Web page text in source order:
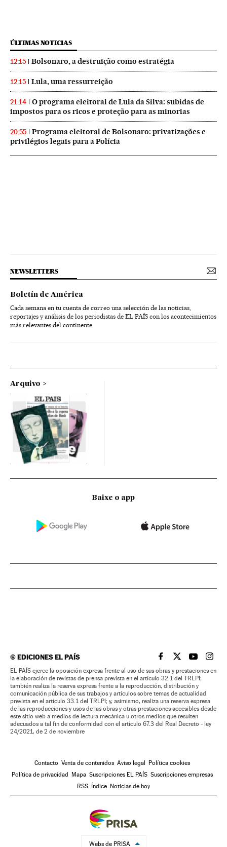
ÚLTIMAS NOTICIAS
12:15 Bolsonaro, a destruição como estratégia
12:15 Lula, uma ressurreição
21:14
O programa eleitoral de Lula da Silva: subidas de
impostos para os ricos e proteção para as minorias
20:55
Programa eleitoral de Bolsonaro: privatizações e
privilégios legais para a Polícia
NEWSLETTERS
Boletín de América
Cada semana en tu cuenta de correo una selección de las noticias,
reportajes y análisis de los periodistas de EL PAÍS con los acontecimientos
más relevantes del continente.
Arquivo
Baixe o app
©EDICIONES EL PAÍS EL PAÍS BRASIL EN
EL PAÍSEL PAÍS
EL
EL PAÍS ejerce la oposición expresa frente al uso de sus obras y prestaciones en
la elaboración de revistas de prensa prevista en el artículo 32.1 del TRLPI;
también realiza la reserva expresa frente a la reproducción, distribución y
comunicación pública de sus trabajos y artículos sobre temas de actualidad
prevista en el artículo 33.1 del TRLPI; y, asimismo, realiza una reserva expresa
de las reproducciones y usos de las obras y otras prestaciones accesibles desde
este sitio web a medios de lectura mecánica u otros medios que resulten
adecuados a tal fin de conformidad con el artículo 67.3 del Real Decreto - ley
24/2021, de 2 de noviembre
Contacto Venta de contenidos Aviso legal Política cookies
Política de privacidad Mapa Suscripciones EL PAÍS Suscripciones empresas
RSS Índice Noticias de hoy
Webs de PRISA